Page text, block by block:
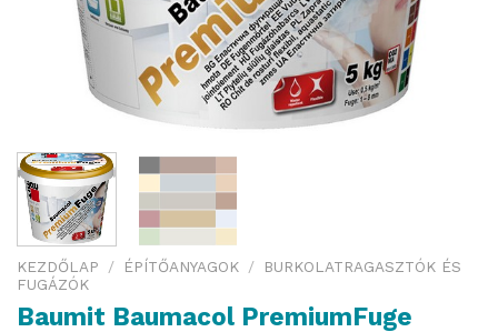
KEZDŐLAP / ÉPÍTŐANYAGOK /
BURKOLATRAGASZTÓK ÉS
FUGÁZÓK
Baumit Baumacol PremiumFuge